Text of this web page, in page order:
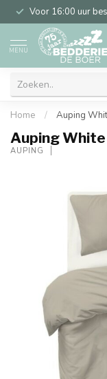
Voor 16:00 uur
MENU
Home / Auping
Auping
AUPING